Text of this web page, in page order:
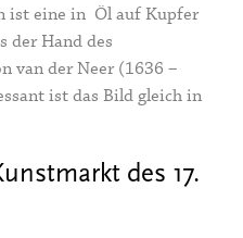
ist eine in Öl auf Kupfer
der Hand des
van der Neer (1636 –
ist das Bild gleich in
des 17.